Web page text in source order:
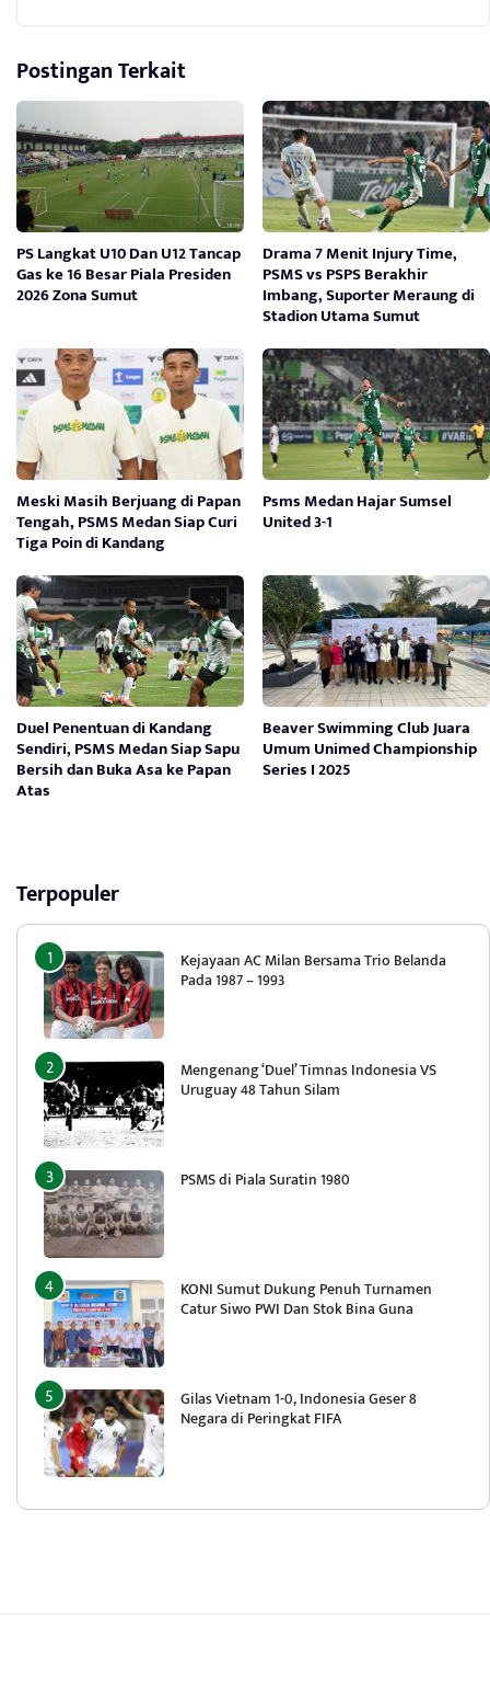
Postingan Terkait
PS Langkat U10 Dan U12 Tancap
Gas ke 16 Besar Piala Presiden
2026 Zona Sumut
Drama 7 Menit Injury Time,
PSMS vs PSPS Berakhir
Imbang, Suporter Meraung di
Stadion Utama Sumut
Meski Masih Berjuang di Papan
Tengah, PSMS Medan Siap Curi
Tiga Poin di Kandang
Psms Medan Hajar Sumsel
United 3-1
Duel Penentuan di Kandang
Sendiri, PSMS Medan Siap Sapu
Bersih dan Buka Asa ke Papan
Atas
Beaver Swimming Club Juara
Umum Unimed Championship
Series I 2025
Terpopuler
Kejayaan AC Milan Bersama Trio Belanda
Pada 1987 – 1993
Mengenang ‘Duel’ Timnas Indonesia VS
Uruguay 48 Tahun Silam
PSMS di Piala Suratin 1980
KONI Sumut Dukung Penuh Turnamen
Catur Siwo PWI Dan Stok Bina Guna
Gilas Vietnam 1-0, Indonesia Geser 8
Negara di Peringkat FIFA